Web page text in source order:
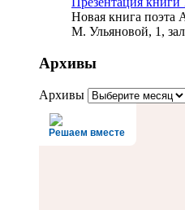
Новая книга поэта
М. Ульяновой, 1,
Архивы
Архивы
Решаем вместе